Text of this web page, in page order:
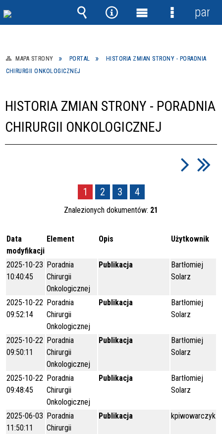
MAPA STRONY PORTAL
HISTORIA ZMIAN STRONY - PORADNIA
CHIRURGII ONKOLOGICZNEJ
HISTORIA ZMIAN STRONY - PORADNIA
CHIRURGII ONKOLOGICZNEJ
1 2 3 4
Znalezionych dokumentów: 21
Data
modyfikacji
Element Opis Użytkownik
2025-10-23
10:40:45
Poradnia
Chirurgii
Onkologicznej
Publikacja
Bartłomiej
Solarz
2025-10-22
09:52:14
Poradnia
Chirurgii
Onkologicznej
Publikacja
Bartłomiej
Solarz
2025-10-22
09:50:11
Poradnia
Chirurgii
Onkologicznej
Publikacja
Bartłomiej
Solarz
2025-10-22
09:48:45
Poradnia
Chirurgii
Onkologicznej
Publikacja
Bartłomiej
Solarz
2025-06-03
11:50:11
Poradnia
Chirurgii
Publikacja kpiwowarczyk
Wyszukiwarka
Narzędzia
Menu Menu
panel